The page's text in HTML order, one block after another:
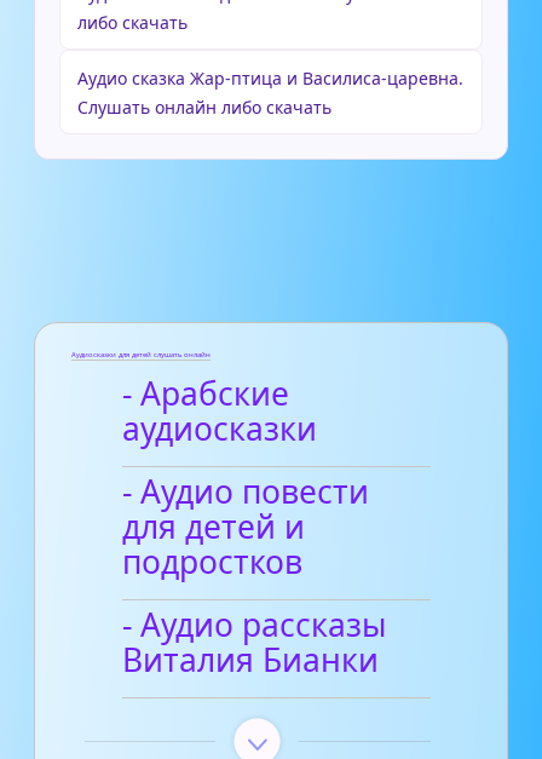
либо скачать
Аудио сказка Жар-птица и Василиса-царевна.
Слушать онлайн либо скачать
Аудиосказки для детей слушать онлайн
- Арабские
аудиосказки
- Аудио повести
для детей и
подростков
- Аудио рассказы
Виталия Бианки